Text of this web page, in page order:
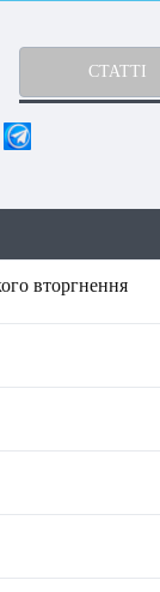
СТАТТІ
вторгнення